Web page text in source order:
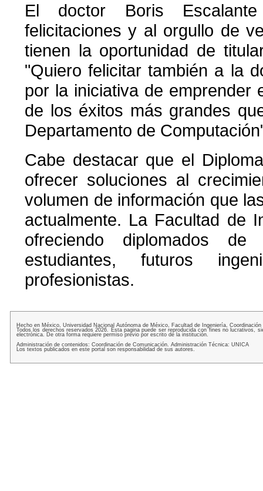
El doctor Boris
felicitaciones y al orgullo de
tienen la oportunidad de
"Quiero felicitar también a la
por la iniciativa de emprender
de los éxitos más grandes
Departamento de
Cabe destacar que el
ofrecer soluciones al
volumen de información que
actualmente. La Facultad de
ofreciendo diplomados
estudiantes, futuros
profesionistas.
Hecho en México, Universidad Nacional Autónoma de México, Facultad de Ingeniería,
Todos los derechos reservados 2026. Esta pagina puede ser reproducida con fines no lucrativos,
electrónica. De otra forma requiere permiso previo por escrito de la institución.
Administración de contenidos: Coordinación de Comunicación. Administración Técnica: UNICA
Los textos publicados en este portal son responsabilidad de sus autores.